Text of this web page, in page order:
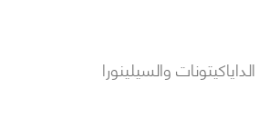
والسيلينورا